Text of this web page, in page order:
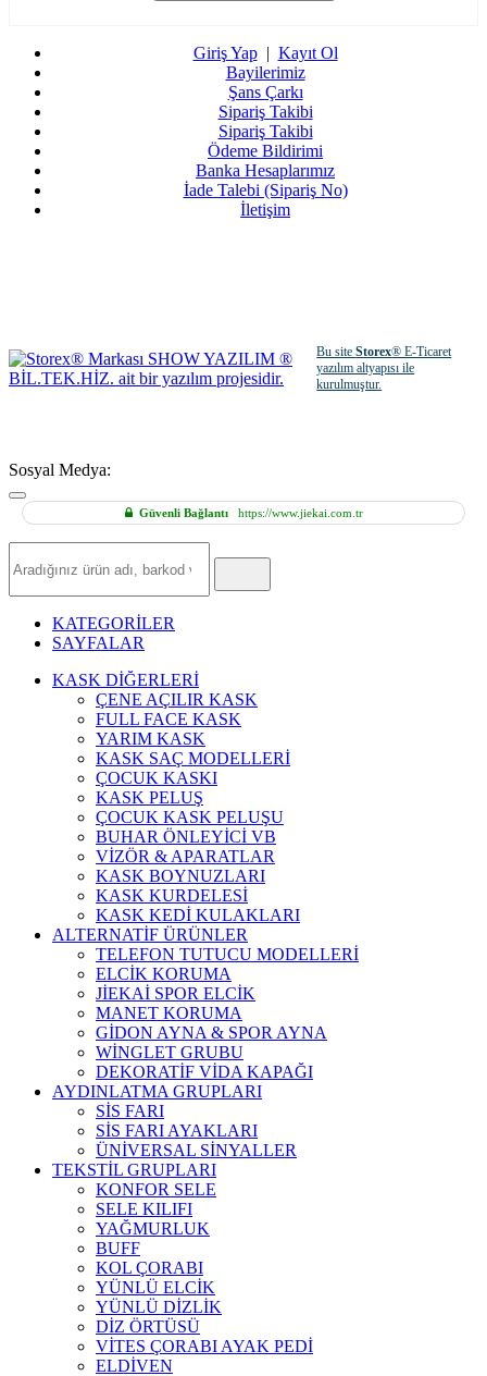
Giriş Yap| Kayıt Ol
Bayilerimiz
Şans Çarkı
Sipariş Takibi
Sipariş Takibi
Ödeme Bildirimi
Banka Hesaplarımız
İade Talebi (Sipariş No)
İletişim
Bu siteStorex® E-Ticaret
yazılım altyapısı ile
kurulmuştur.
Sosyal Medya:
Güvenli Bağlantıhttps://www.jiekai.com.tr
Ürün
KATEGORİLER
SAYFALAR
KASK DİĞERLERİ
ÇENE AÇILIR KASK
FULL FACE KASK
YARIM KASK
KASK SAÇ MODELLERİ
ÇOCUK KASKI
KASK PELUŞ
ÇOCUK KASK PELUŞU
BUHAR ÖNLEYİCİ VB
VİZÖR & APARATLAR
KASK BOYNUZLARI
KASK KURDELESİ
KASK KEDİ KULAKLARI
ALTERNATİF ÜRÜNLER
TELEFON TUTUCU MODELLERİ
ELCİK KORUMA
JİEKAİ SPOR ELCİK
MANET KORUMA
GİDON AYNA & SPOR AYNA
WİNGLET GRUBU
DEKORATİF VİDA KAPAĞI
AYDINLATMA GRUPLARI
SİS FARI
SİS FARI AYAKLARI
ÜNİVERSAL SİNYALLER
TEKSTİL GRUPLARI
KONFOR SELE
SELE KILIFI
YAĞMURLUK
BUFF
KOL ÇORABI
YÜNLÜ ELCİK
YÜNLÜ DİZLİK
DİZ ÖRTÜSÜ
VİTES ÇORABI AYAK PEDİ
ELDİVEN